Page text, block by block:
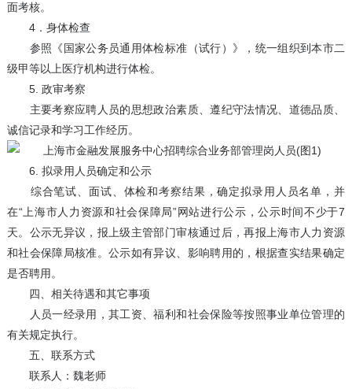
面考核。
4．身体检查
参照《国家公务员通用体检标准（试行）》，统一组织到本市二
级甲等以上医疗机构进行体检。
5. 政审考察
主要考察应聘人员的思想政治素质、遵纪守法情况、道德品质、
诚信记录和学习工作经历。
6. 拟录用人员确定和公示
综合笔试、面试、体检和考察结果，确定拟录用人员名单，并
在“上海市人力资源和社会保障局”网站进行公示，公示时间不少于7
天。公示无异议，报上级主管部门审核通过后，再报上海市人力资源
和社会保障局核准。公示如有异议、影响聘用的，根据查实结果确定
是否聘用。
四、相关待遇和其它事项
人员一经录用，其工资、福利和社会保险等按照事业单位管理的
有关规定执行。
五、联系方式
联系人：魏老师